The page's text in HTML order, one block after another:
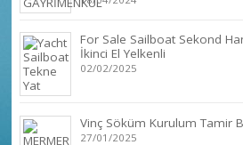
For Sale Sailboat Sekond
İkinci El Yelkenli
02/02/2025
Vinç Söküm Kurulum Tamir
27/01/2025